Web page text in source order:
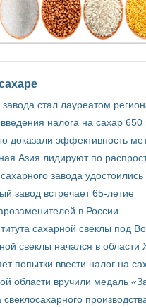
стал лауреатом
налога на сахар
доказали эффективность
Азия лидируют по
завода удостоились
завод встречает 65-летие
в России
сахарной свеклы под
свеклы начался в области
попытки ввести налог на
области вручили медаль